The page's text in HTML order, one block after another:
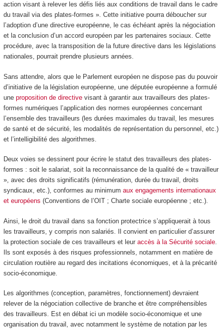
action visant à relever les défis liés aux conditions de travail dans le cadre
du travail via des plates-formes ». Cette initiative pourra déboucher sur
l’adoption d’une directive européenne, le cas échéant après la négociation
et la conclusion d’un accord européen par les partenaires sociaux. Cette
procédure, avec la transposition de la future directive dans les législations
nationales, pourrait prendre plusieurs années.
Sans attendre, alors que le Parlement européen ne dispose pas du pouvoir
d’initiative de la législation européenne, une députée européenne a formulé
une proposition de directivevisant à garantir aux travailleurs des plates-
formes numériques l’application des normes européennes concernant
l’ensemble des travailleurs (les durées maximales du travail, les mesures
de santé et de sécurité, les modalités de représentation du personnel, etc.)
et l’intelligibilité des algorithmes.
Deux voies se dessinent pour écrire le statut des travailleurs des plates-
formes : soit le salariat, soit la reconnaissance de la qualité de « travailleur
», avec des droits significatifs (rémunération, durée du travail, droits
syndicaux, etc.), conformes au minimum aux engagements internationaux
et européens (Conventions de l’OIT ; Charte sociale européenne ; etc.).
Ainsi, le droit du travail dans sa fonction protectrice s’appliquerait à tous
les travailleurs, y compris non salariés. Il convient en particulier d’assurer
la protection sociale de ces travailleurs et leur accès à la Sécurité sociale.
Ils sont exposés à des risques professionnels, notamment en matière de
circulation routière au regard des incitations économiques, et à la précarité
socio-économique.
Les algorithmes (conception, paramètres, fonctionnement) devraient
relever de la négociation collective de branche et être compréhensibles
des travailleurs. Est en débat ici un modèle socio-économique et une
organisation du travail, avec notamment le système de notation par les